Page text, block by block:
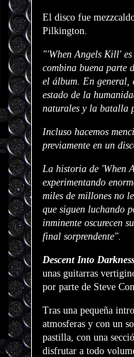
El disco fue
Pilkington.
"'When Angels Kill' es
combina buena parte
el álbum. En general,
estado de la
naturales y la batalla
Incluso hacemos
previamente en un
La historia de 'When
experimentando
miles de millones no
que siguen luchando
inminente oscurecen
final sorprendente".
Descent Into Darkness
unas guitarras
por parte de Steve
Tras una pequeña
atmosferas y con un
pastilla, con una
disfrutar a todo